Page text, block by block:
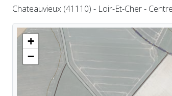
Chateauvieux (41110) - Loir-Et-Cher - Centre
+
−